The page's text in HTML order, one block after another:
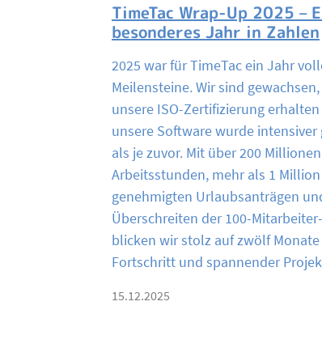
TimeTac Wrap-Up 2025 –
besonderes Jahr in Zahlen
2025 war für TimeTac ein Jahr
Meilensteine. Wir sind
unsere ISO-Zertifizierung
unsere Software wurde
als je zuvor. Mit über 200
Arbeitsstunden, mehr als 1 Million
genehmigten Urlaubsanträgen
Überschreiten der 100-
blicken wir stolz auf zwölf
Fortschritt und spannender
15.12.2025